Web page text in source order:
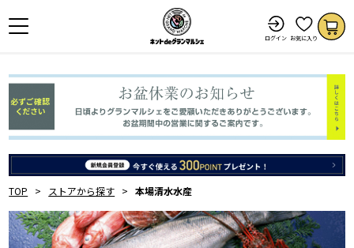
ログイン お気に入り
TOP ストアから探す 本場清水水産